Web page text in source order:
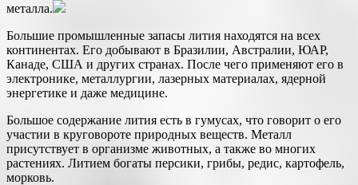
металла.
Большие промышленные запасы лития находятся на всех
континентах. Его добывают в Бразилии, Австралии, ЮАР,
Канаде, США и других странах. После чего применяют его в
электронике, металлургии, лазерных материалах, ядерной
энергетике и даже медицине.
Большое содержание лития есть в гумусах, что говорит о его
участии в круговороте природных веществ. Металл
присутствует в организме животных, а также во многих
растениях. Литием богаты персики, грибы, редис, картофель,
морковь.